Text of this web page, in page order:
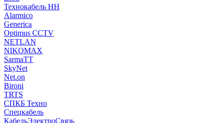
Технокабель НН
Alarmico
Generica
Optimus CCTV
NETLAN
NIKOMAX
SarmaTT
SkyNet
Net.on
Bironi
TRTS
СПКБ Техно
Спецкабель
КабельЭлектроСвязь